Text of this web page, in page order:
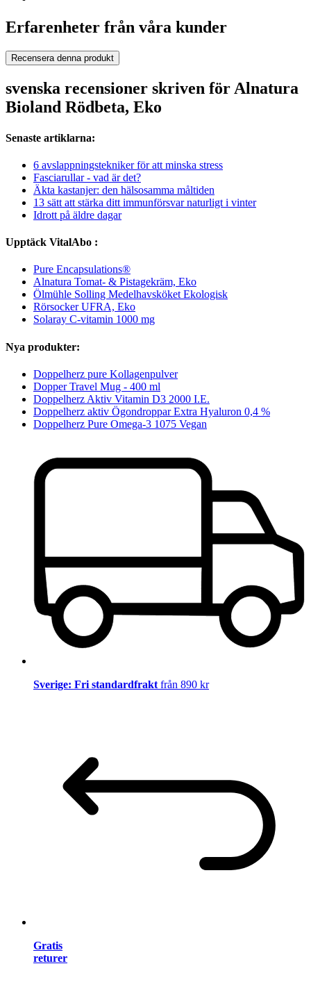
Erfarenheter från våra kunder
Recensera denna produkt
svenska recensioner skriven för Alnatura
Bioland Rödbeta, Eko
Senaste artiklarna:
6 avslappningstekniker för att minska stress
Fasciarullar - vad är det?
Äkta kastanjer: den hälsosamma måltiden
13 sätt att stärka ditt immunförsvar naturligt i vinter
Idrott på äldre dagar
Upptäck VitalAbo :
Pure Encapsulations®
Alnatura Tomat- & Pistagekräm, Eko
Ölmühle Solling Medelhavsköket Ekologisk
Rörsocker UFRA, Eko
Solaray C-vitamin 1000 mg
Nya produkter:
Doppelherz pure Kollagenpulver
Dopper Travel Mug - 400 ml
Doppelherz Aktiv Vitamin D3 2000 I.E.
Doppelherz aktiv Ögondroppar Extra Hyaluron 0,4 %
Doppelherz Pure Omega-3 1075 Vegan
Sverige: Fri standardfrakt från 890 kr
Gratis
returer